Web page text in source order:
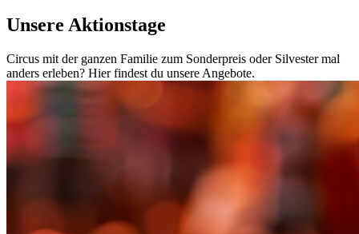
Unsere Aktionstage
Circus mit der ganzen Familie zum Sonderpreis oder Silvester mal
anders erleben? Hier findest du unsere Angebote.